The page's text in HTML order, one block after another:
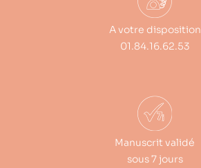
A votre disposition
01.84.16.62.53
Manuscrit validé
sous 7 jours